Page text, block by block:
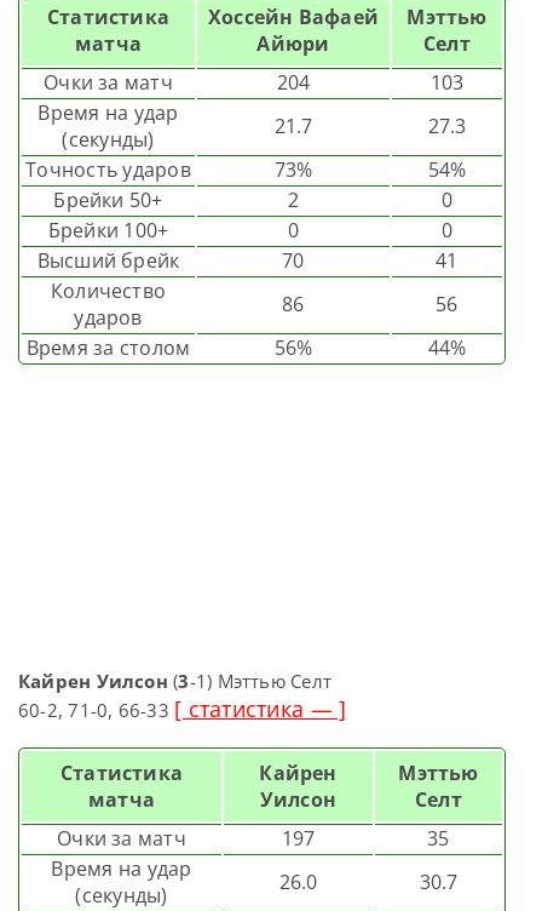
Статистика
матча
Хоссейн Вафаей
Айюри
Мэттью
Селт
Очки за матч
204
103
Время на удар
(секунды)
21.7
27.3
Точность ударов
73%
54%
Брейки 50+
2
0
Брейки 100+
0
0
Высший брейк
70
41
Количество
ударов
86
56
Время за столом
56% 44%
Кайрен Уилсон (3-1) Мэттью Селт
60-2, 71-0, 66-33 [ статистика — ]
Статистика
матча
Кайрен
Уилсон
Мэттью
Селт
Очки за матч
197
35
Время на удар
(секунды)
26.0
30.7